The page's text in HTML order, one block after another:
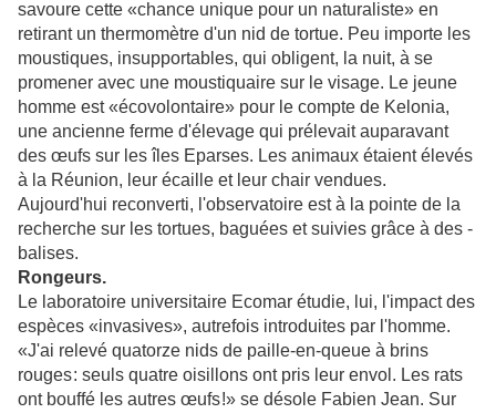
savoure cette «chance unique pour un naturaliste» en
retirant un thermomètre d'un nid de tortue. Peu importe les
moustiques, insupportables, qui obligent, la nuit, à se
promener avec une moustiquaire sur le visage. Le jeune
homme est «écovolontaire» pour le compte de Kelonia,
une ancienne ferme d'élevage qui prélevait auparavant
des œufs sur les îles Eparses. Les animaux étaient élevés
à la Réunion, leur écaille et leur chair vendues.
Aujourd'hui reconverti, l'observatoire est à la pointe de la
recherche sur les tortues, baguées et suivies grâce à des ­
balises.
Rongeurs.
Le laboratoire universitaire Ecomar étudie, lui, l'impact des
espèces «invasives», autrefois introduites par l'homme.
«J'ai relevé quatorze nids de paille-en-queue à brins
rouges : seuls quatre oisillons ont pris leur envol. Les rats
ont bouffé les autres œufs !» se désole Fabien Jean. Sur